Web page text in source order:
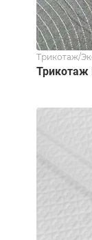
Трикотаж/
Трикотаж